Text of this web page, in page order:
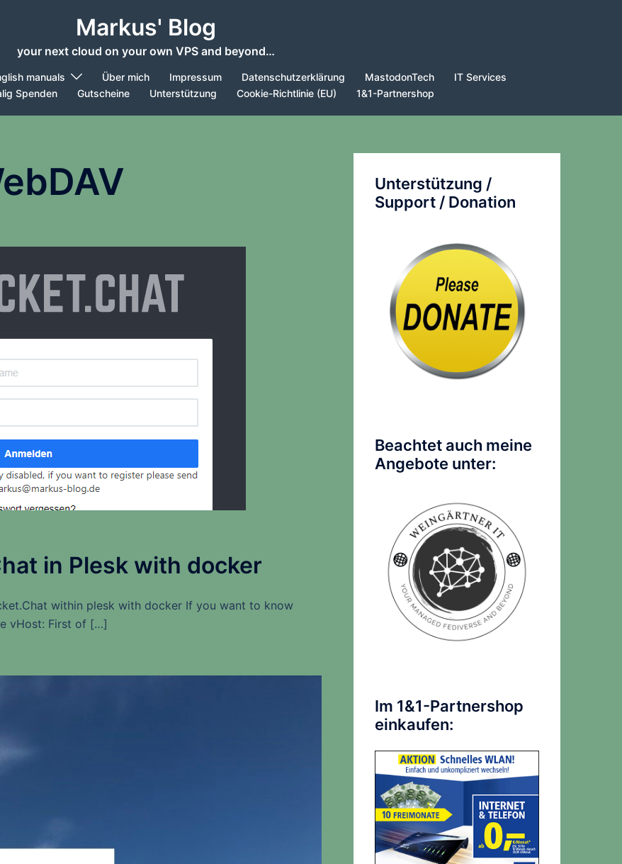
Markus' Blog
your next cloud on your own VPS and beyond…
manuals Über mich Impressum Datenschutzerklärung MastodonTech
IT Services
Spenden Gutscheine Unterstützung Cookie-Richtlinie (EU) 1&1-Partnershop
in Plesk with docker
within plesk with docker If you want to know
vHost: First of […]
Unterstützung /
Support / Donation
Beachtet auch meine
Angebote unter:
Im 1&1-Partnershop
einkaufen: